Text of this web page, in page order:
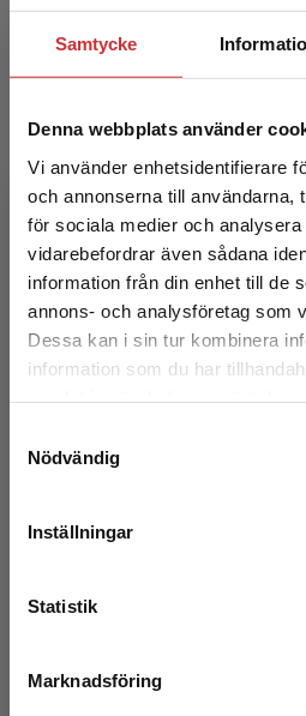
Samtycke
Denna webbplats använder
Vi använder enhetsidentifierare
och annonserna till användarna,
för sociala medier och
vidarebefordrar även sådana
information från din enhet till de
annons- och analysföretag som
Dessa kan i sin tur kombinera
information som du har
Nödvändig
Inställningar
Statistik
Marknadsföring
Begränsad
Det verkar som att du
studentlitteratur.se via en
Vi erbjuder inte leveranser
att kunna slutföra ett köp
Professionell utveckling
Killén, Kari
222 kr inkl. moms
Exkl. moms: 209 kr